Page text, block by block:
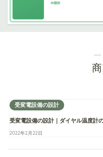
―
受変電設備の設計
受変電設備の設計｜ダイヤル温度計
2022年2月22日